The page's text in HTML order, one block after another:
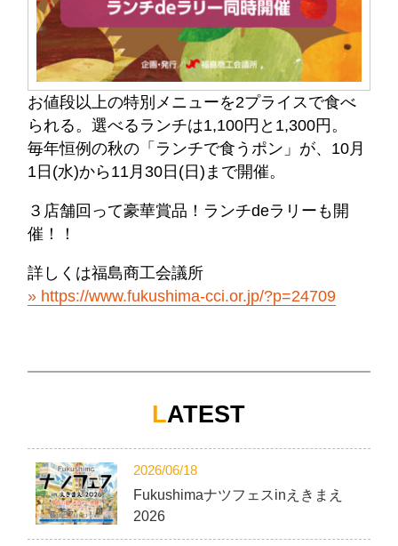
お値段以上の特別メニューを2プライスで食べ
られる。選べるランチは1,100円と1,300円。
毎年恒例の秋の「ランチで食うポン」が、10月
1日(水)から11月30日(日)まで開催。
３店舗回って豪華賞品！ランチdeラリーも開
催！！
詳しくは福島商工会議所
https://www.fukushima-cci.or.jp/?p=24709
LATEST
2026/06/18
Fukushimaナツフェスinえきまえ
2026